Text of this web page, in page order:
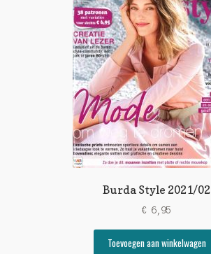
Burda Style 2021/02
€ 6,95
Toevoegen aan winkelwagen